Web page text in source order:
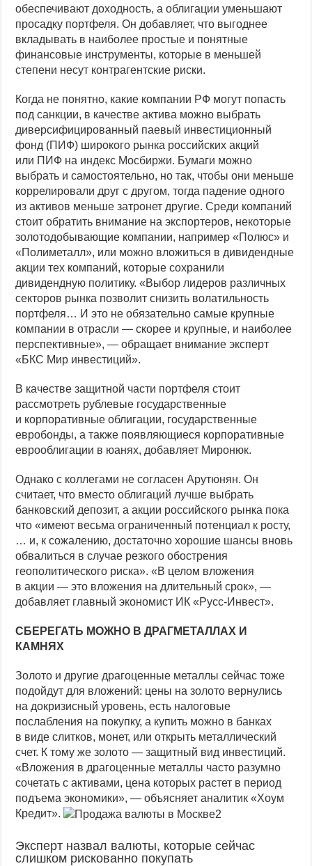
обеспечивают доходность, а облигации уменьшают
просадку портфеля. Он добавляет, что выгоднее
вкладывать в наиболее простые и понятные
финансовые инструменты, которые в меньшей
степени несут контрагентские риски.
Когда не понятно, какие компании РФ могут попасть
под санкции, в качестве актива можно выбрать
диверсифицированный паевый инвестиционный
фонд (ПИФ) широкого рынка российских акций
или ПИФ на индекс Мосбиржи. Бумаги можно
выбрать и самостоятельно, но так, чтобы они меньше
коррелировали друг с другом, тогда падение одного
из активов меньше затронет другие. Среди компаний
стоит обратить внимание на экспортеров, некоторые
золотодобывающие компании, например «Полюс» и
«Полиметалл», или можно вложиться в дивидендные
акции тех компаний, которые сохранили
дивидендную политику. «Выбор лидеров различных
секторов рынка позволит снизить волатильность
портфеля… И это не обязательно самые крупные
компании в отрасли — скорее и крупные, и наиболее
перспективные», — обращает внимание эксперт
«БКС Мир инвестиций».
В качестве защитной части портфеля стоит
рассмотреть рублевые государственные
и корпоративные облигации, государственные
евробонды, а также появляющиеся корпоративные
еврооблигации в юанях, добавляет Миронюк.
Однако с коллегами не согласен Арутюнян. Он
считает, что вместо облигаций лучше выбрать
банковский депозит, а акции российского рынка пока
что «имеют весьма ограниченный потенциал к росту,
… и, к сожалению, достаточно хорошие шансы вновь
обвалиться в случае резкого обострения
геополитического риска». «В целом вложения
в акции — это вложения на длительный срок», —
добавляет главный экономист ИК «Русс-Инвест».
СБЕРЕГАТЬ МОЖНО В ДРАГМЕТАЛЛАХ И
КАМНЯХ
Золото и другие драгоценные металлы сейчас тоже
подойдут для вложений: цены на золото вернулись
на докризисный уровень, есть налоговые
послабления на покупку, а купить можно в банках
в виде слитков, монет, или открыть металлический
счет. К тому же золото — защитный вид инвестиций.
«Вложения в драгоценные металлы часто разумно
сочетать с активами, цена которых растет в период
подъема экономики», — объясняет аналитик «Хоум
Кредит».
Эксперт назвал валюты, которые сейчас
слишком рискованно покупать